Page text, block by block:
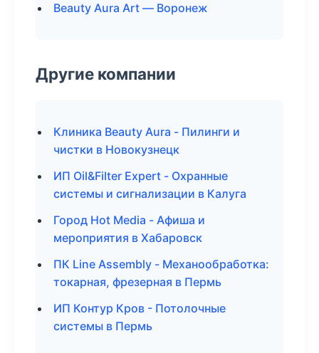
Beauty Aura Art — Воронеж
Другие компании
Клиника Beauty Aura - Пилинги и
чистки в Новокузнецк
ИП Oil&Filter Expert - Охранные
системы и сигнализации в Калуга
Город Hot Media - Афиша и
мероприятия в Хабаровск
ПК Line Assembly - Механообработка:
токарная, фрезерная в Пермь
ИП Контур Кров - Потолочные
системы в Пермь